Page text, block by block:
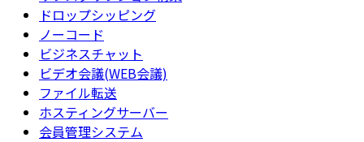
ドロップシッピング
ノーコード
ビジネスチャット
ビデオ会議(WEB会議)
ファイル転送
ホスティングサーバー
会員管理システム